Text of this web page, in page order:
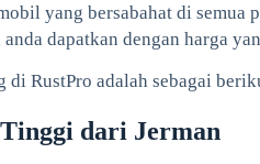
yang bersabahat di semua
dapatkan dengan harga
di RustPro adalah sebagai
dari Jerman